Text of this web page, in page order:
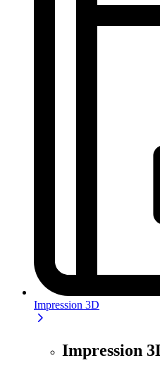
Impression 3D
Impression